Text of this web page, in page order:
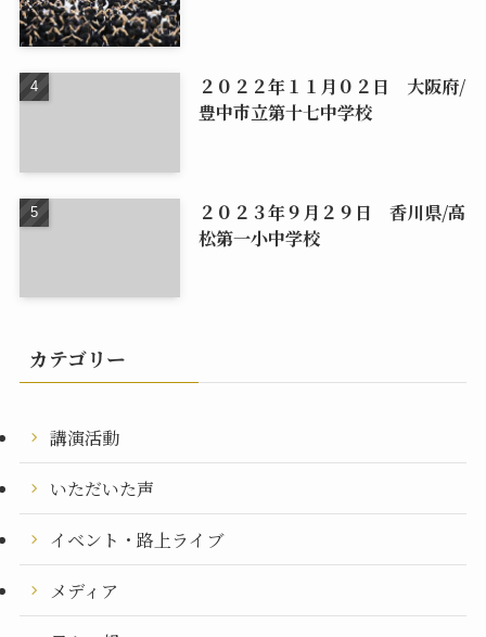
２０２２年１１月０２日 大阪府/
豊中市立第十七中学校
２０２３年９月２９日 香川県/高
松第一小中学校
カテゴリー
講演活動
いただいた声
イベント・路上ライブ
メディア